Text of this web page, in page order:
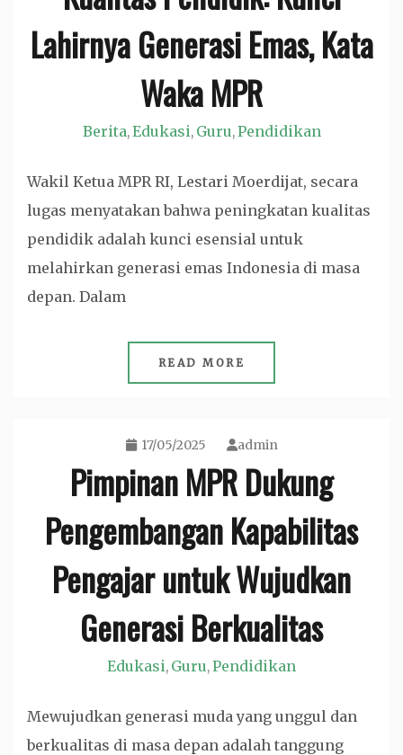
Lahirnya Generasi Emas, Kata
Waka MPR
Berita,Edukasi, Guru,Pendidikan
Wakil Ketua MPR RI, Lestari Moerdijat, secara
lugas menyatakan bahwa peningkatan kualitas
pendidik adalah kunci esensial untuk
melahirkan generasi emas Indonesia di masa
depan. Dalam
READ MORE
17/05/2025 admin
Pimpinan MPR Dukung
Pengembangan Kapabilitas
Pengajar untuk Wujudkan
Generasi Berkualitas
Edukasi, Guru,Pendidikan
Mewujudkan generasi muda yang unggul dan
berkualitas di masa depan adalah tanggung